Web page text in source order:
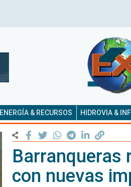
ENERGÍA & RECURSOS HIDROVIA &
Barranqueras
con nuevas